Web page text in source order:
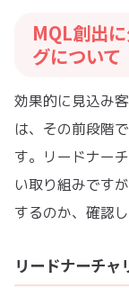
MQL創出
グについて
効果的に見込み
は、その前段階
す。リードナー
い取り組みです
するのか、確認
リードナーチャ